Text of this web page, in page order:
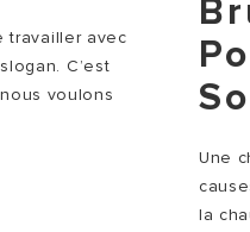
travailler avec
C’est
voulons
Une
la